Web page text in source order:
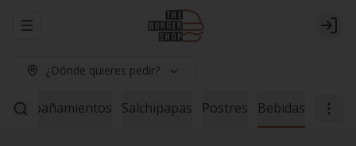
Abrir menu de navegación Login
¿Dónde quieres pedir?
Acompañamientos Salchipapas Postres Bebidas